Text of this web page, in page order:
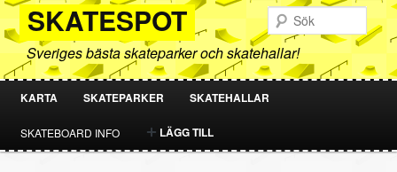
SKATESPOT
Sveriges bästa skateparker och skatehallar!
HOPPA
TILL
HOPPA
TILL
KARTA SKATEPARKER SKATEHALLAR
SKATEBOARD INFO LÄGG TILL